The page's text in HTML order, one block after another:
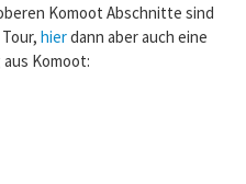
Komoot Abschnitte sind
hierdann aber auch eine
Komoot: